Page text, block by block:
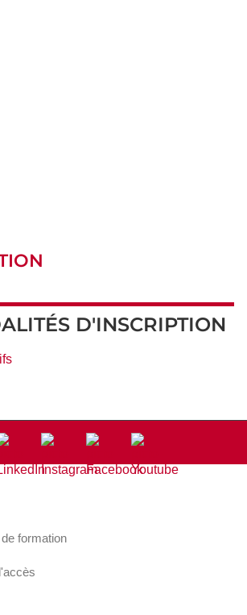
D'INSCRIPTION
formation